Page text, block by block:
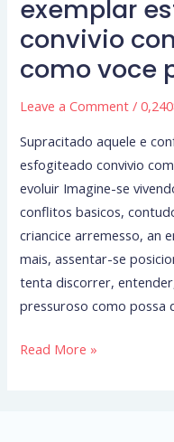
exemplar
convivio
como voce
Leave a Comment /
Supracitado aquele e
esfogiteado convivio
evoluir Imagine-se
conflitos basicos,
criancice arremesso, an
mais, assentar-se
tenta discorrer,
pressuroso como possa
conformidade
atividade
exemplar
convivio
como
assaz
para
como
voce
possa
evoluir
Read More »